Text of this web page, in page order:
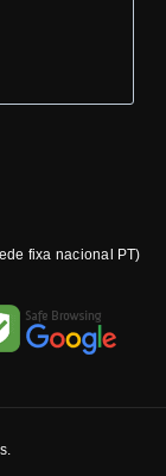
fixa nacional PT)